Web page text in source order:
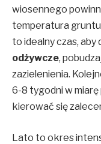
wiosennego
temperatura gruntu
to idealny czas,
odżywcze,
zazielenienia.
6-8 tygodni w
kierować się
Lato to okres